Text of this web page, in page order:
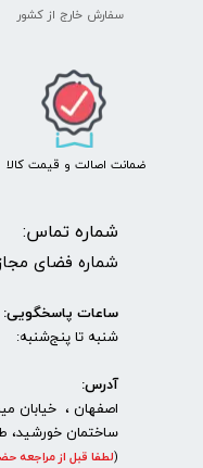
سفارش خارج از کشور
ضمانت اصالت و قیمت​​​​​​​ کالا ​​​​​​​
شماره
شماره فضای
ساعات پاسخگویی:
شنبه تا
آدرس:
اصفهان ، خیابان
ساختمان خورشید، طبقه 4، واحد
(لطفا قبل از مراجعه